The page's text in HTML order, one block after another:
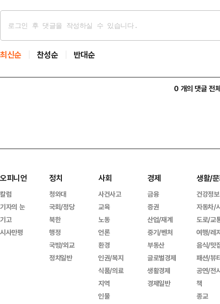
최신순 찬성순 반대순
0 개의 댓글 전
오피니언
칼럼
기자의 눈
기고
시사만평
정치
청와대
국회/정당
북한
행정
국방/외교
정치일반
사회
사건사고
교육
노동
언론
환경
인권/복지
식품/의료
지역
인물
경제
금융
증권
산업/재계
중기/벤처
부동산
글로벌경제
생활경제
경제일반
생활/
건강정보
자동차/
도로/교
여행/레
음식/맛
패션/뷰
공연/전
책
종교